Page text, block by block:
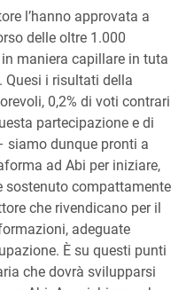
l’hanno approvata a
delle oltre 1.000
maniera capillare in tuta
Quesi i risultati della
0,2% di voti contrari
partecipazione e di
siamo dunque pronti a
ad Abi per iniziare,
sostenuto compattamente
che rivendicano per il
adeguate
È su questi punti
che dovrà svilupparsi